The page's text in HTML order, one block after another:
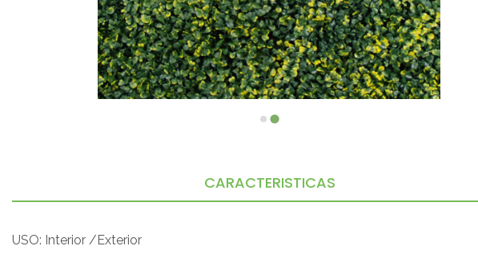
CARACTERISTICAS
USO: Interior /Exterior